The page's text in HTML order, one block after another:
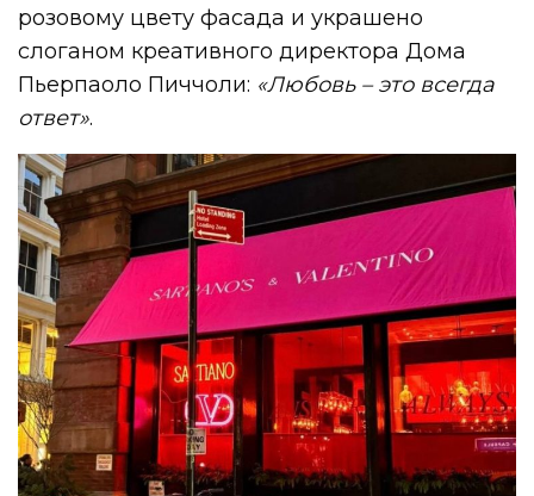
розовому цвету фасада и украшено
слоганом креативного директора Дома
Пьерпаоло Пиччоли: «Любовь – это всегда
ответ».